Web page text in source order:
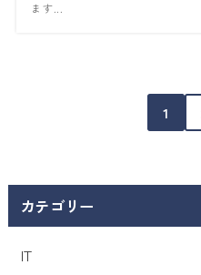
ます...
1
カテゴリー
IT